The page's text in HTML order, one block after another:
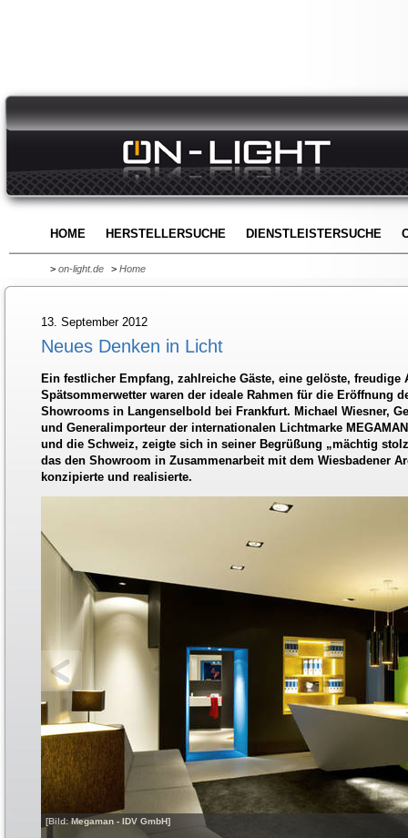
HOME HERSTELLERSUCHE DIENSTLEISTERSUCHE
> on-light.de > Home
13. September 2012
Neues Denken in Licht
Ein festlicher Empfang, zahlreiche Gäste, eine gelöste, freudige
Spätsommerwetter waren der ideale Rahmen für die Eröffnung
Showrooms in Langenselbold bei Frankfurt. Michael Wiesner,
und Generalimporteur der internationalen Lichtmarke
und die Schweiz, zeigte sich in seiner Begrüßung „mächtig
das den Showroom in Zusammenarbeit mit dem Wiesbadener
konzipierte und realisierte.
[Bild: Megaman - IDV GmbH]